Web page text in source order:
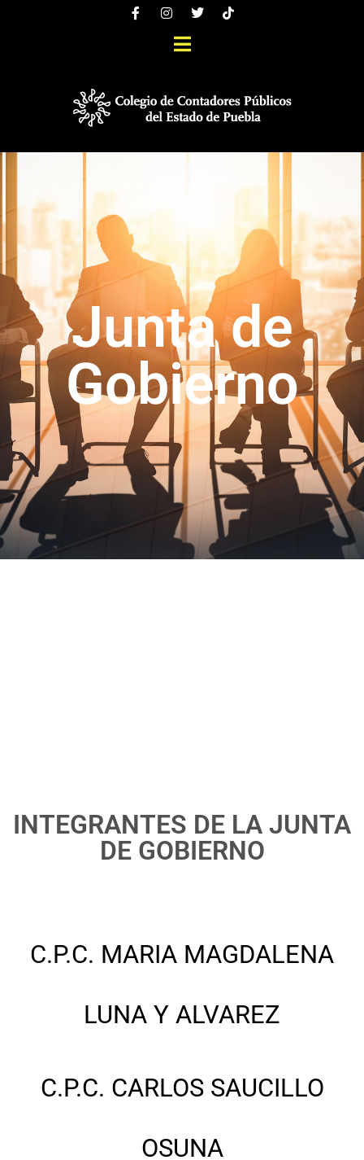
Junta de
Gobierno
INTEGRANTES DE LA JUNTA
DE GOBIERNO
C.P.C. MARIA MAGDALENA
LUNA Y ALVAREZ
C.P.C. CARLOS SAUCILLO
OSUNA